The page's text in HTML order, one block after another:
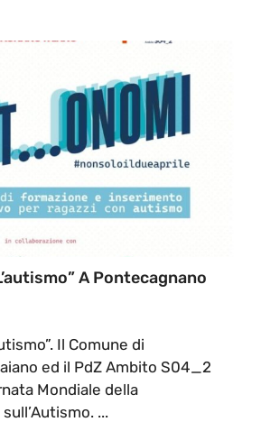
A Pontecagnano
Il Comune di
ed il PdZ Ambito S04_2
Mondiale della
...